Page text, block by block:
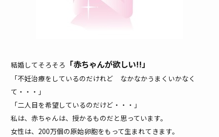
結婚してそろそろ 「赤ちゃんが欲しい!!」
「不妊治療をしているのだけれど なかなかうまくいかなく
て・・・」
「二人目を希望しているのだけど・・・」
私は、赤ちゃんは、授かるものだと思っています。
女性は、200万個の原始卵胞をもって生まれてきます。